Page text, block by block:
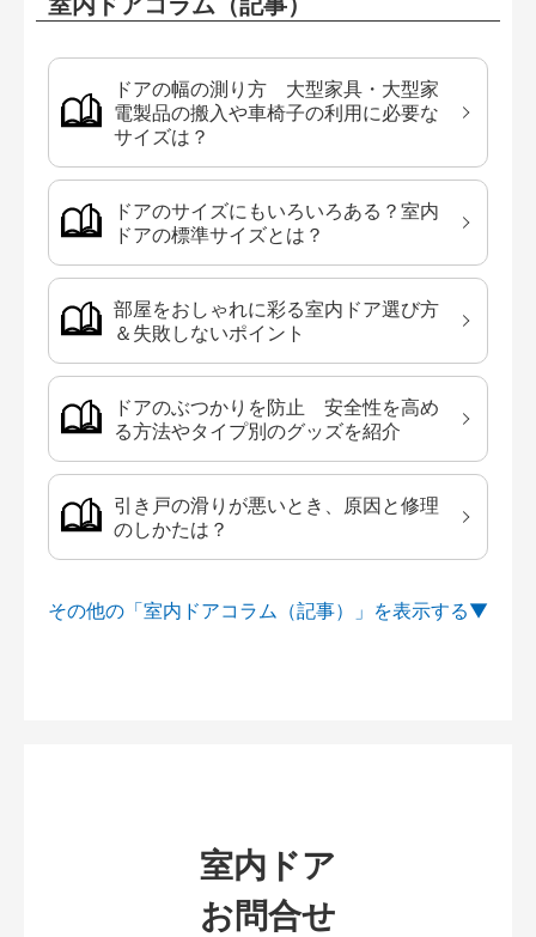
ドアの幅の測り方 大型家具・大型家
電製品の搬入や車椅子の利用に必要な
サイズは？
ドアのサイズにもいろいろある？室内
ドアの標準サイズとは？
部屋をおしゃれに彩る室内ドア選び方
＆失敗しないポイント
ドアのぶつかりを防止 安全性を高め
る方法やタイプ別のグッズを紹介
引き戸の滑りが悪いとき、原因と修理
のしかたは？
その他の「室内ドアコラム（記事）」を
室内ドア
お問合せ